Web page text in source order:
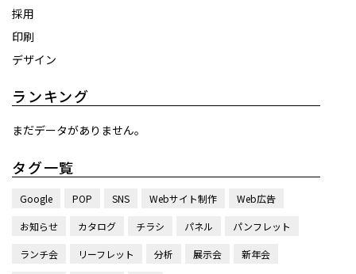
採用
印刷
デザイン
ランキング
まだデータがありません。
タグ一覧
Google POP SNS Webサイト制作 Web広告
お知らせ カタログ チラシ パネル パンフレット
ランチ会 リーフレット 分析 展示会 新年会